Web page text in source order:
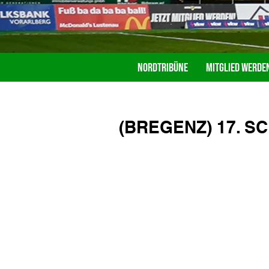
Nordtribüne Mitglied
(BREGENZ) 17.